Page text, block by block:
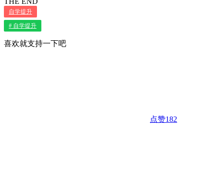
自学提升
# 自学提升
喜欢就支持一下吧
点赞182